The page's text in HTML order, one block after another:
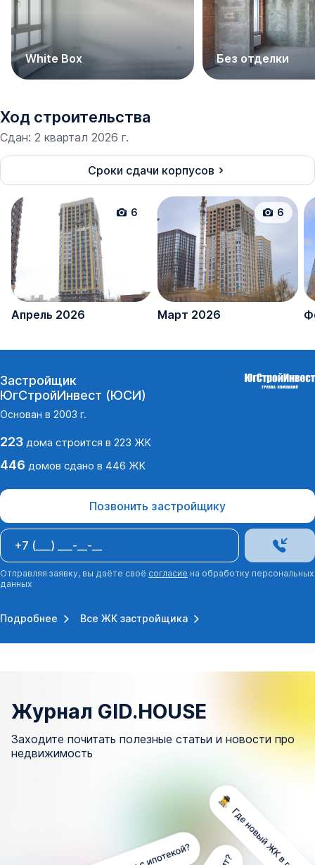
White Box Без отделки
Ход строительства
Сдан: 2 квартал 2026 г.
Сроки сдачи корпусов
6
Апрель 2026
6
Март 2026
Застройщик
ЮгСтройИнвест (ЮСИ)
Основан в 2003 г.
223 дома строится в 223 ЖК
446 домов сдано в 446 ЖК
Позвонить застройщику
Отправляя заявку, вы даёте своё согласие на обработку персональных
данных
Подробнее Все ЖК застройщика
Журнал GID.HOUSE
Заходите почитать полезные статьи и новости про
недвижимость